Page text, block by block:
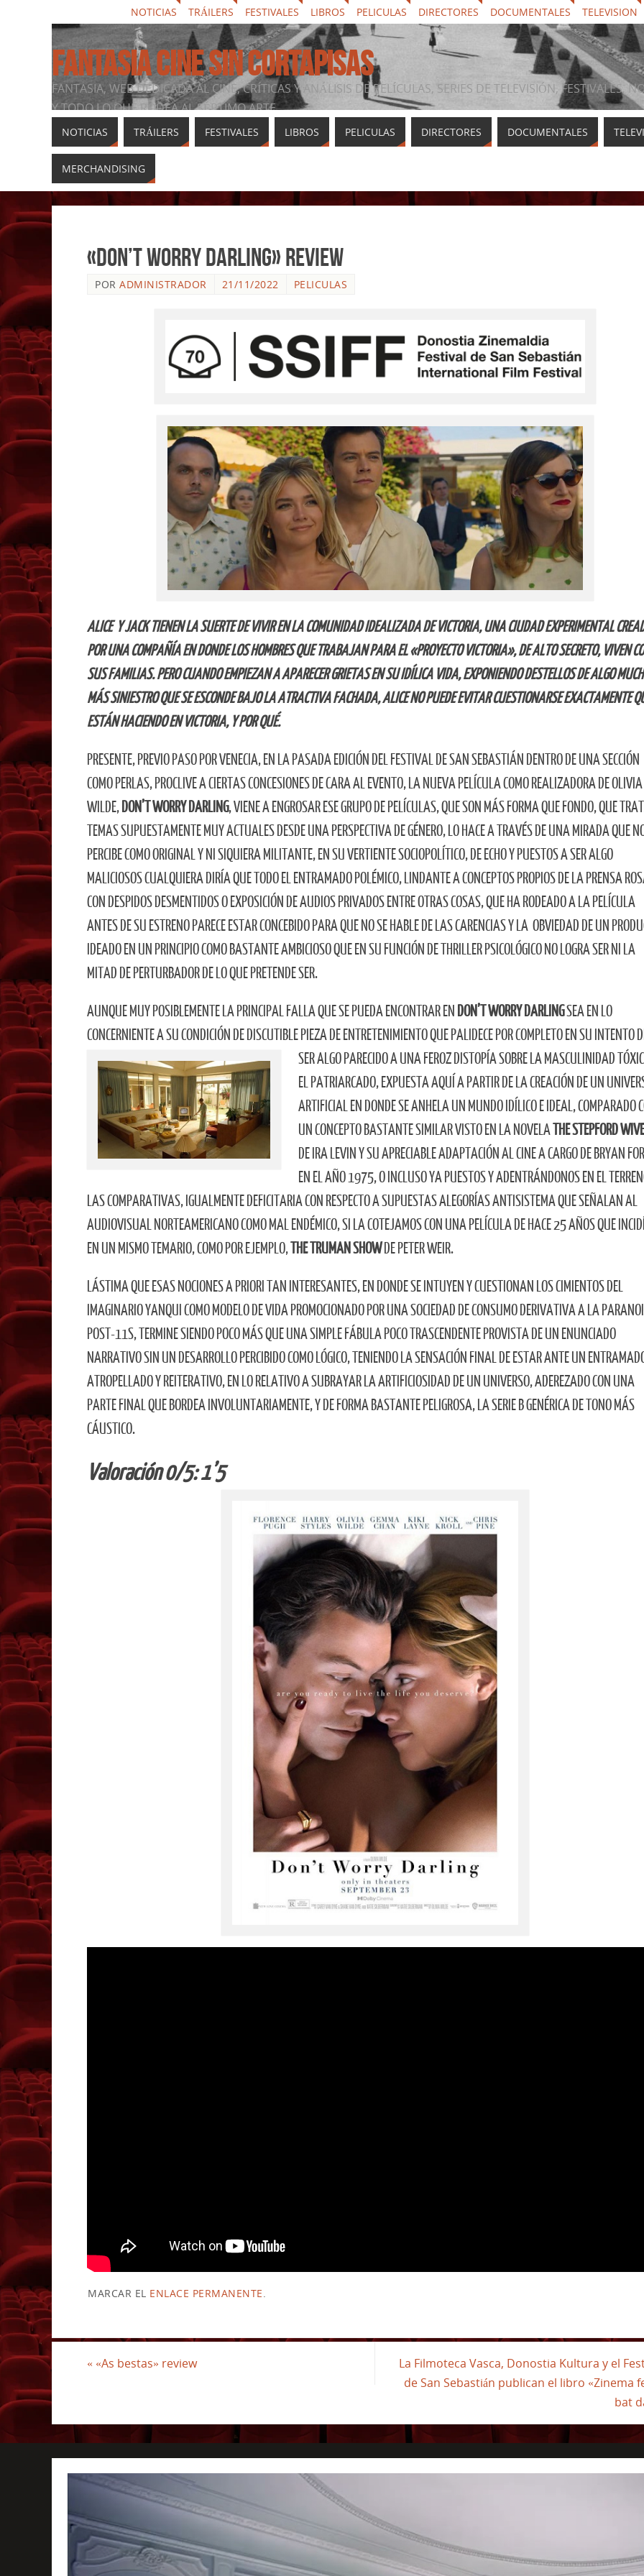
NOTICIAS TRÁILERS FESTIVALES LIBROS PELICULAS DIRECTORES DOCUMENTALES TELEVISION
FANTASIA CINE SIN CORTAPISAS
FANTASIA, WEB DEDICADA AL CINE, CRÍTICAS Y ANÁLISIS DE PELÍCULAS, SERIES DE TELEVISIÓN, FESTIVALES,
Y TODO LO QUE RODEA AL SÉPTIMO ARTE
NOTICIAS TRÁILERS FESTIVALES LIBROS PELICULAS DIRECTORES DOCUMENTALES
MERCHANDISING
«Don’t Worry Darling» review
POR ADMINISTRADOR 21/11/2022 PELICULAS
ALICE Y JACK TIENEN LA SUERTE DE VIVIR EN LA COMUNIDAD IDEALIZADA DE VICTORIA, UNA CIUDAD EXPERIMENTAL
POR UNA COMPAÑÍA EN DONDE LOS HOMBRES QUE TRABAJAN PARA EL «PROYECTO VICTORIA», DE ALTO SECRETO, VIVEN
SUS FAMILIAS. PERO CUANDO EMPIEZAN A APARECER GRIETAS EN SU IDÍLICA VIDA, EXPONIENDO DESTELLOS DE ALGO
MÁS SINIESTRO QUE SE ESCONDE BAJO LA ATRACTIVA FACHADA, ALICE NO PUEDE EVITAR CUESTIONARSE EXACTAMENTE
ESTÁN HACIENDO EN VICTORIA, Y POR QUÉ.
PRESENTE, PREVIO PASO POR VENECIA, EN LA PASADA EDICIÓN DEL FESTIVAL DE SAN SEBASTIÁN DENTRO DE UNA SECCIÓN
COMO PERLAS, PROCLIVE A CIERTAS CONCESIONES DE CARA AL EVENTO, LA NUEVA PELÍCULA COMO REALIZADORA DE OLIVIA
WILDE, DON’T WORRY DARLING, VIENE A ENGROSAR ESE GRUPO DE PELÍCULAS, QUE SON MÁS FORMA QUE FONDO, QUE
TEMAS SUPUESTAMENTE MUY ACTUALES DESDE UNA PERSPECTIVA DE GÉNERO, LO HACE A TRAVÉS DE UNA MIRADA QUE
PERCIBE COMO ORIGINAL Y NI SIQUIERA MILITANTE, EN SU VERTIENTE SOCIOPOLÍTICO, DE ECHO Y PUESTOS A SER ALGO
MALICIOSOS CUALQUIERA DIRÍA QUE TODO EL ENTRAMADO POLÉMICO, LINDANTE A CONCEPTOS PROPIOS DE LA PRENSA
CON DESPIDOS DESMENTIDOS O EXPOSICIÓN DE AUDIOS PRIVADOS ENTRE OTRAS COSAS, QUE HA RODEADO A LA PELÍCULA
ANTES DE SU ESTRENO PARECE ESTAR CONCEBIDO PARA QUE NO SE HABLE DE LAS CARENCIAS Y LA OBVIEDAD DE UN
IDEADO EN UN PRINCIPIO COMO BASTANTE AMBICIOSO QUE EN SU FUNCIÓN DE THRILLER PSICOLÓGICO NO LOGRA SER NI LA
MITAD DE PERTURBADOR DE LO QUE PRETENDE SER.
AUNQUE MUY POSIBLEMENTE LA PRINCIPAL FALLA QUE SE PUEDA ENCONTRAR EN DON’T WORRY DARLINGSEA EN LO
CONCERNIENTE A SU CONDICIÓN DE DISCUTIBLE PIEZA DE ENTRETENIMIENTO QUE PALIDECE POR COMPLETO EN SU INTENTO
SER ALGO PARECIDO A UNA FEROZ DISTOPÍA SOBRE LA MASCULINIDAD
EL PATRIARCADO, EXPUESTA AQUÍ A PARTIR DE LA CREACIÓN DE UN
ARTIFICIAL EN DONDE SE ANHELA UN MUNDO IDÍLICO E IDEAL, COMPARADO
UN CONCEPTO BASTANTE SIMILAR VISTO EN LA NOVELA THE STEPFORD
DE IRA LEVIN Y SU APRECIABLE ADAPTACIÓN AL CINE A CARGO DE BRYAN
EN EL AÑO 1975, O INCLUSO YA PUESTOS Y ADENTRÁNDONOS EN EL
LAS COMPARATIVAS, IGUALMENTE DEFICITARIA CON RESPECTO A SUPUESTAS ALEGORÍAS ANTISISTEMA QUE SEÑALAN AL
AUDIOVISUAL NORTEAMERICANO COMO MAL ENDÉMICO, SI LA COTEJAMOS CON UNA PELÍCULA DE HACE 25 AÑOS QUE
EN UN MISMO TEMARIO, COMO POR EJEMPLO, THE TRUMAN SHOWDE PETER WEIR.
LÁSTIMA QUE ESAS NOCIONES A PRIORI TAN INTERESANTES, EN DONDE SE INTUYEN Y CUESTIONAN LOS CIMIENTOS DEL
IMAGINARIO YANQUI COMO MODELO DE VIDA PROMOCIONADO POR UNA SOCIEDAD DE CONSUMO DERIVATIVA A LA
POST-11S, TERMINE SIENDO POCO MÁS QUE UNA SIMPLE FÁBULA POCO TRASCENDENTE PROVISTA DE UN ENUNCIADO
NARRATIVO SIN UN DESARROLLO PERCIBIDO COMO LÓGICO, TENIENDO LA SENSACIÓN FINAL DE ESTAR ANTE UN
ATROPELLADO Y REITERATIVO, EN LO RELATIVO A SUBRAYAR LA ARTIFICIOSIDAD DE UN UNIVERSO, ADEREZADO CON UNA
PARTE FINAL QUE BORDEA INVOLUNTARIAMENTE, Y DE FORMA BASTANTE PELIGROSA, LA SERIE B GENÉRICA DE TONO MÁS
CÁUSTICO.
Valoración 0/5: 1’5
MARCAR EL ENLACE PERMANENTE
« «As bestas» review
La Filmoteca Vasca, Donostia Kultura y el
de San Sebastián publican el libro «Zinema
bat
Ene Feb
May Jun
Sep Oct
Ene Feb
May Jun
Sep Oct
Ene Feb
May Jun
Sep Oct
Ene Feb
May Jun
Sep Oct
Ene Feb
May Jun
Sep Oct
Ene Feb
May Jun
Sep Oct
Ene Feb
May Jun
Sep Oct
Ene Feb
May Jun
Sep Oct
Ene Feb
May Jun
Sep Oct
Ene Feb
May Jun
Sep Oct
Ene Feb
May Jun
Sep Oct
Ene Feb
May Jun
Sep Oct
Ene Feb
May Jun
Sep Oct